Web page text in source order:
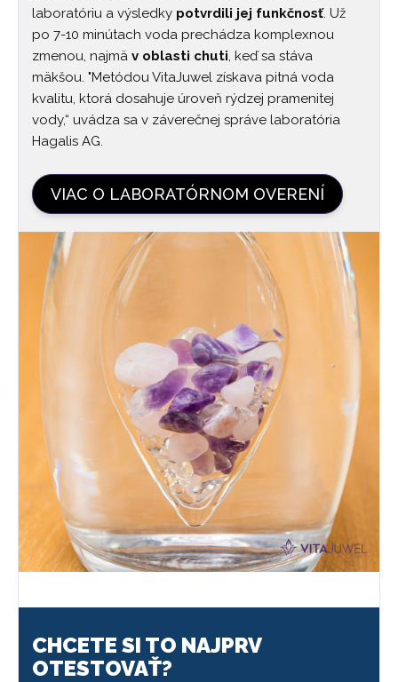
laboratóriu a výsledky potvrdili jej funkčnosť. Už
po 7-10 minútach voda prechádza komplexnou
zmenou, najmä v oblasti chuti , keď sa stáva
mäkšou. "Metódou VitaJuwel získava pitná voda
kvalitu, ktorá dosahuje úroveň rýdzej pramenitej
vody,“ uvádza sa v záverečnej správe laboratória
Hagalis AG.
VIAC O LABORATÓRNOM OVERENÍ
CHCETE SI TO NAJPRV
OTESTOVAŤ?